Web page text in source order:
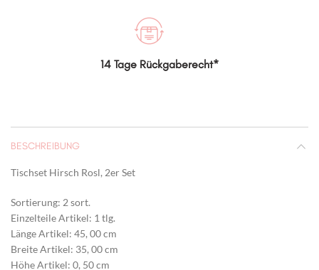
14 Tage Rückgaberecht*
BESCHREIBUNG
Tischset Hirsch Rosl, 2er Set
Sortierung: 2 sort.
Einzelteile Artikel: 1 tlg.
Länge Artikel: 45, 00 cm
Breite Artikel: 35, 00 cm
Höhe Artikel: 0, 50 cm